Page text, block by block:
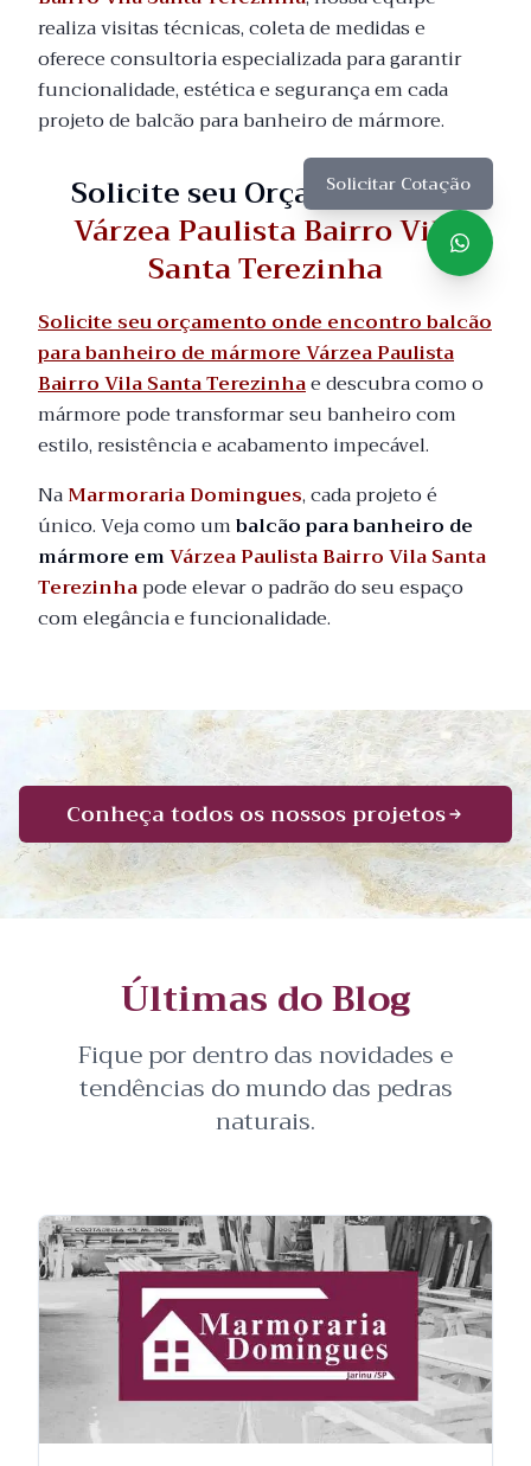
realiza visitas técnicas, coleta de medidas e
oferece consultoria especializada para garantir
funcionalidade, estética e segurança em cada
projeto de balcão para banheiro de mármore.
Solicite seu Orçamento em
Várzea Paulista Bairro Vila
Santa Terezinha
Solicite seu orçamento onde encontro balcão
para banheiro de mármore Várzea Paulista
Bairro Vila Santa Terezinhae descubra como o
mármore pode transformar seu banheiro com
estilo, resistência e acabamento impecável.
NaMarmoraria Domingues, cada projeto é
único. Veja como umbalcão para banheiro de
mármore emVárzea Paulista Bairro Vila Santa
Terezinhapode elevar o padrão do seu espaço
com elegância e funcionalidade.
Solicitar Cotação
Conheça todos os nossos projetos
Últimas do Blog
Fique por dentro das novidades e
tendências do mundo das pedras
naturais.